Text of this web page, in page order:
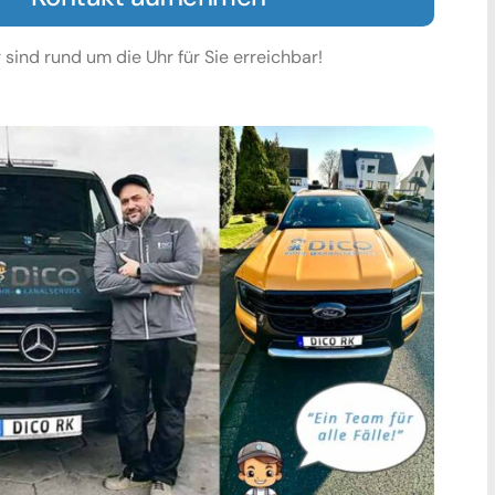
sind rund um die Uhr für Sie erreichbar!